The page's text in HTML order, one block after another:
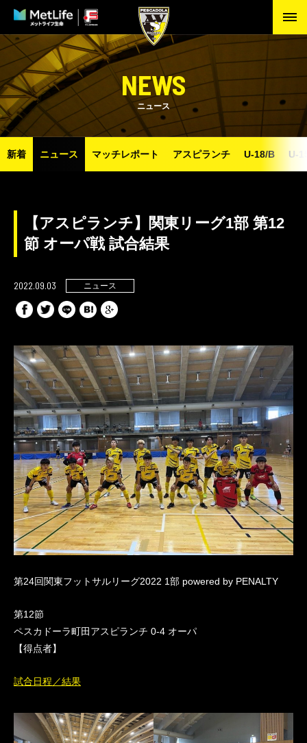
NEWS
ニュース
新着 ニュース マッチレポート アスピランチ U-18/B U-
【アスピランチ】関東リーグ1部 第12
節 オーパ戦 試合結果
2022.09.03 ニュース
第24回関東フットサルリーグ2022 1部 powered by PENALTY
第12節
ペスカドーラ町田アスピランチ 0-4 オーパ
【得点者】
試合日程／結果